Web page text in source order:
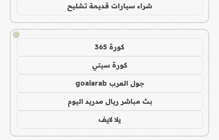
شراء سيارات قديمة تشليح
!
كورة 365
كورة سيتي
جول العرب goalarab
بث مباشر ريال مدريد اليوم
يلا لايف